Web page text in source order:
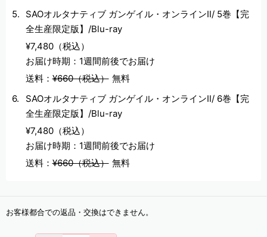
SAOオルタナティブ ガンゲイル・オンラインⅡ/ 5巻【完
全生産限定版】/Blu-ray
¥7,480（税込）
お届け時期：1週間前後でお届け
送料：¥660（税込） 無料
SAOオルタナティブ ガンゲイル・オンラインⅡ/ 6巻【完
全生産限定版】/Blu-ray
¥7,480（税込）
お届け時期：1週間前後でお届け
送料：¥660（税込） 無料
お客様都合での返品・交換はできません。